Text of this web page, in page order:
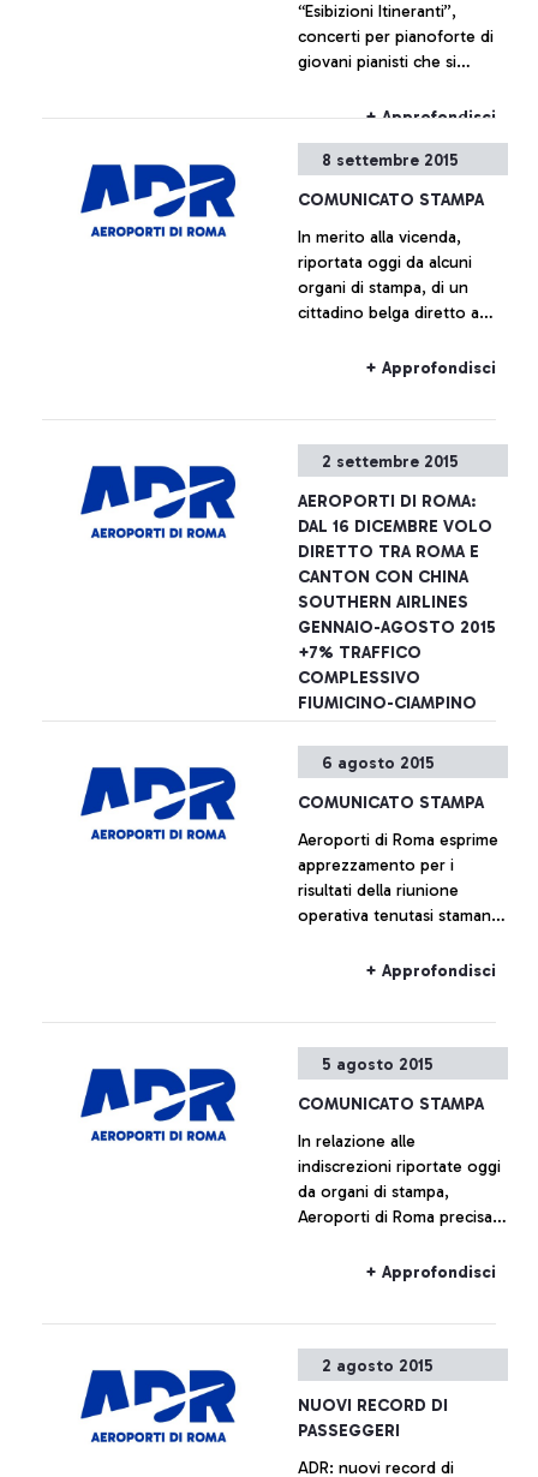
dell’aeroporto che è anche,
e indissolubilmente, la
storia della città che lo
“Esibizioni Itineranti”,
concerti per pianoforte di
giovani pianisti che si
dell’aeroporto Leonardo da
+ Approfondisci
8 settembre 2015
COMUNICATO STAMPA
In merito alla vicenda,
riportata oggi da alcuni
organi di stampa, di un
cittadino belga diretto a
salito a bordo dell’aereo
regolamenti europei e del
+ Approfondisci
2 settembre 2015
AEROPORTI DI ROMA:
DAL 16 DICEMBRE VOLO
DIRETTO TRA ROMA E
CANTON CON CHINA
SOUTHERN AIRLINES
GENNAIO-AGOSTO 2015
+7% TRAFFICO
COMPLESSIVO
FIUMICINO-CIAMPINO
- insieme a China Southern
nuovo collegamento tra
l’aeroporto Leonardo Da
Vinci e le città di Canton e
Wuhan.
+ Approfondisci
6 agosto 2015
COMUNICATO STAMPA
Aeroporti di Roma esprime
apprezzamento per i
risultati della riunione
operativa tenutasi stamane
dell’Enac, alla quale erano
Alitalia e Enav.
+ Approfondisci
5 agosto 2015
COMUNICATO STAMPA
In relazione alle
indiscrezioni riportate oggi
da organi di stampa,
Aeroporti di Roma precisa
di alcun piano immobiliare
all’interno del sedime
+ Approfondisci
2 agosto 2015
NUOVI RECORD DI
PASSEGGERI
ADR: nuovi record di